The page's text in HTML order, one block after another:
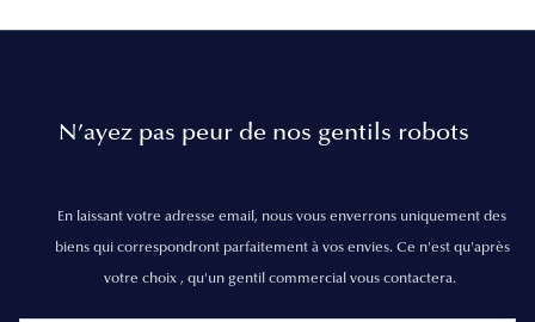
N’ayez pas peur de nos gentils robots
En laissant votre adresse email, nous vous enverrons uniquement des
biens qui correspondront parfaitement à vos envies. Ce n'est qu'après
votre choix , qu'un gentil commercial vous contactera.